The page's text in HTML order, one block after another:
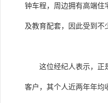
钟车程，周边拥有高端住
及教育配套，因此受到不
这位经纪人表示，正
客户，其个人近两年年均